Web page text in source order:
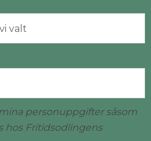
personuppgifter såsom
hos Fritidsodlingens